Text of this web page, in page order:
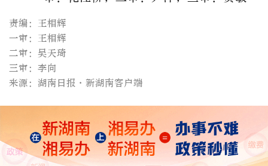
责编：王相辉
一审：王相辉
二审：吴天琦
三审：李向
来源：湖南日报·新湖南客户端